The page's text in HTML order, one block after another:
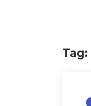
Tag: